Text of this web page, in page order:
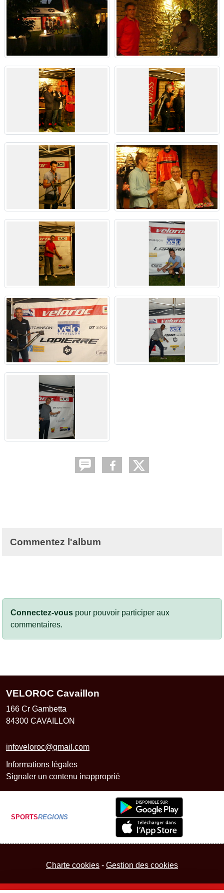
Commentez l'album
Connectez-vous pour pouvoir participer aux
commentaires.
VELOROC Cavaillon
166 Cr Gambetta
84300 CAVAILLON
infoveloroc@gmail.com
Informations légales
Signaler un contenu inapproprié
SPORTSREGIONS
Charte cookies Gestion des cookies